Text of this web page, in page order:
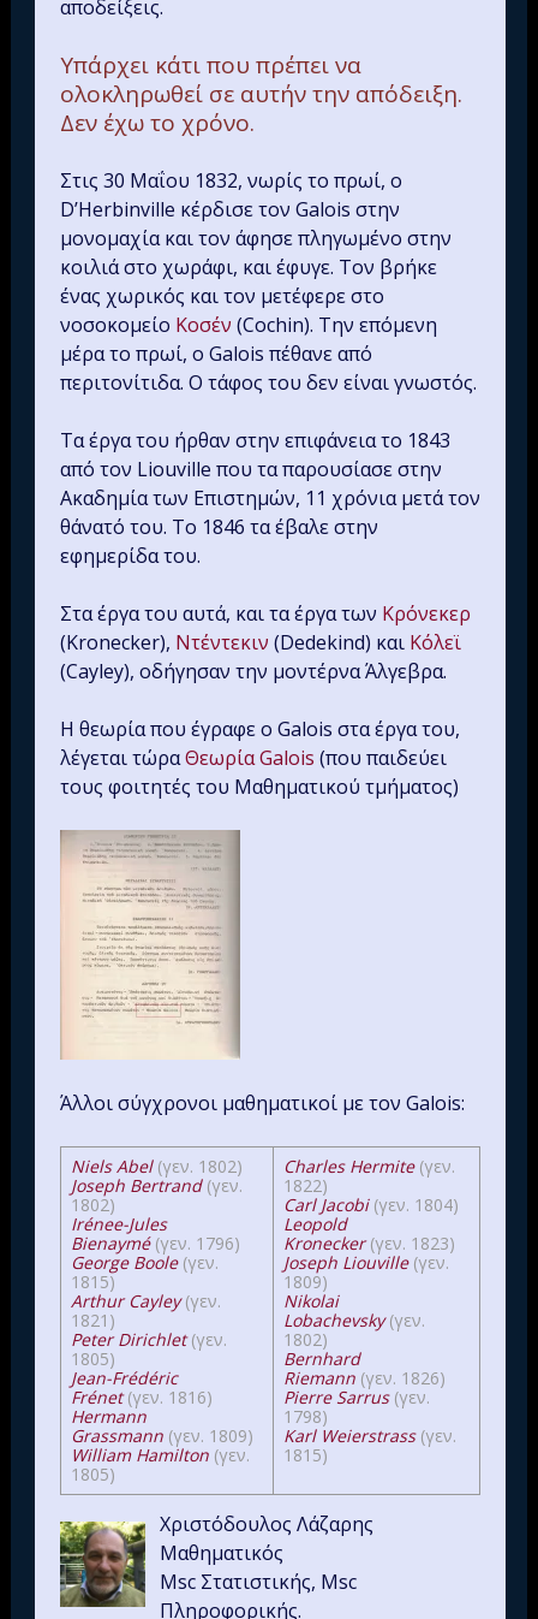
αποδείξεις.
Υπάρχει κάτι που πρέπει να
ολοκληρωθεί σε αυτήν την απόδειξη.
Δεν έχω το χρόνο.
Στις 30 Μαΐου 1832, νωρίς το πρωί, ο
D’Herbinville κέρδισε τον Galois στην
μονομαχία και τον άφησε πληγωμένο στην
κοιλιά στο χωράφι, και έφυγε. Τον βρήκε
ένας χωρικός και τον μετέφερε στo
νοσοκομείο Κοσέν (Cochin). Την επόμενη
μέρα το πρωί, ο Galois πέθανε από
περιτονίτιδα. Ο τάφος του δεν είναι γνωστός.
Τα έργα του ήρθαν στην επιφάνεια το 1843
από τον Liouville που τα παρουσίασε στην
Ακαδημία των Επιστημών, 11 χρόνια μετά τον
θάνατό του. Το 1846 τα έβαλε στην
εφημερίδα του.
Στα έργα του αυτά, και τα έργα των Κρόνεκερ
(Kronecker), Ντέντεκιν (Dedekind) και Κόλεϊ
(Cayley), οδήγησαν την μοντέρνα Άλγεβρα.
Η θεωρία που έγραφε ο Galois στα έργα του,
λέγεται τώραΘεωρία Galois (που παιδεύει
τους φοιτητές του Μαθηματικού τμήματος)
Άλλοι σύγχρονοι μαθηματικοί με τον Galois:
Niels Abel(γεν. 1802)
Joseph Bertrand(γεν.
1802)
Irénee-Jules
Bienaymé(γεν. 1796)
George Boole(γεν.
1815)
Arthur Cayley(γεν.
1821)
Peter Dirichlet(γεν.
1805)
Jean-Frédéric
Frénet(γεν. 1816)
Hermann
Grassmann(γεν. 1809)
William Hamilton(γεν.
1805)
Charles Hermite(γεν.
1822)
Carl Jacobi(γεν. 1804)
Leopold
Kronecker(γεν. 1823)
Joseph Liouville(γεν.
1809)
Nikolai
Lobachevsky(γεν.
1802)
Bernhard
Riemann(γεν. 1826)
Pierre Sarrus(γεν.
1798)
Karl Weierstrass(γεν.
1815)
Χριστόδουλος Λάζαρης
Μαθηματικός
Msc Στατιστικής, Msc
Πληροφορικής.